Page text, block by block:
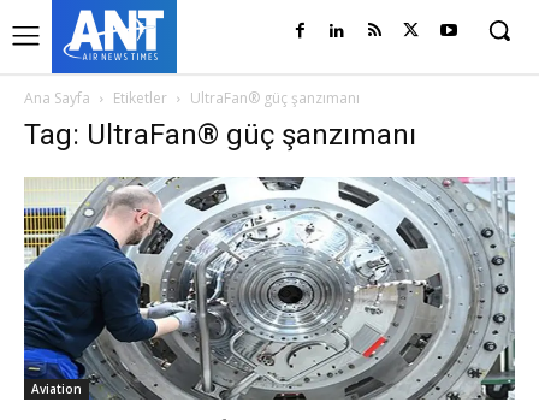
Ana Sayfa Etiketler UltraFan® güç şanzımanı
Tag: UltraFan® güç şanzımanı
Aviation